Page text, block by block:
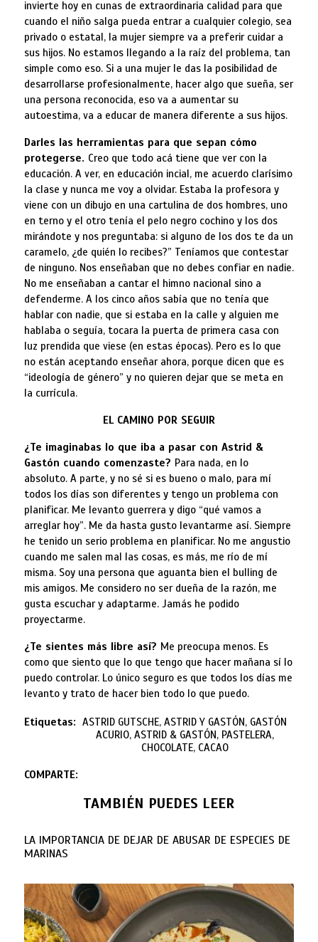
invierte hoy en cunas de extraordinaria calidad para que
cuando el niño salga pueda entrar a cualquier colegio, sea
privado o estatal, la mujer siempre va a preferir cuidar a
sus hijos. No estamos llegando a la raíz del problema, tan
simple como eso. Si a una mujer le das la posibilidad de
desarrollarse profesionalmente, hacer algo que sueña, ser
una persona reconocida, eso va a aumentar su
autoestima, va a educar de manera diferente a sus hijos.
Darles las herramientas para que sepan cómo
protegerse. Creo que todo acá tiene que ver con la
educación. A ver, en educación incial, me acuerdo clarísimo
la clase y nunca me voy a olvidar. Estaba la profesora y
viene con un dibujo en una cartulina de dos hombres, uno
en terno y el otro tenía el pelo negro cochino y los dos
mirándote y nos preguntaba: si alguno de los dos te da un
caramelo, ¿de quién lo recibes?” Teníamos que contestar
de ninguno. Nos enseñaban que no debes confiar en nadie.
No me enseñaban a cantar el himno nacional sino a
defenderme. A los cinco años sabía que no tenía que
hablar con nadie, que si estaba en la calle y alguien me
hablaba o seguía, tocara la puerta de primera casa con
luz prendida que viese (en estas épocas). Pero es lo que
no están aceptando enseñar ahora, porque dicen que es
“ideología de género” y no quieren dejar que se meta en
la currícula.
EL CAMINO POR SEGUIR
¿Te imaginabas lo que iba a pasar con Astrid &
Gastón cuando comenzaste? Para nada, en lo
absoluto. A parte, y no sé si es bueno o malo, para mí
todos los días son diferentes y tengo un problema con
planificar. Me levanto guerrera y digo “qué vamos a
arreglar hoy”. Me da hasta gusto levantarme así. Siempre
he tenido un serio problema en planificar. No me angustio
cuando me salen mal las cosas, es más, me río de mí
misma. Soy una persona que aguanta bien el bulling de
mis amigos. Me considero no ser dueña de la razón, me
gusta escuchar y adaptarme. Jamás he podido
proyectarme.
¿Te sientes más libre así? Me preocupa menos. Es
como que siento que lo que tengo que hacer mañana sí lo
puedo controlar. Lo único seguro es que todos los días me
levanto y trato de hacer bien todo lo que puedo.
Etiquetas: ASTRID GUTSCHE, ASTRID Y GASTÓN, GASTÓN
ACURIO, ASTRID & GASTÓN, PASTELERA,
CHOCOLATE, CACAO
COMPARTE:
TAMBIÉN PUEDES LEER
LA IMPORTANCIA DE DEJAR DE ABUSAR DE ESPECIES DE
MARINAS